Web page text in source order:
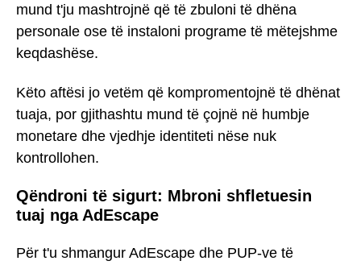
mund t'ju mashtrojnë që të zbuloni të dhëna
personale ose të instaloni programe të mëtejshme
keqdashëse.
Këto aftësi jo vetëm që kompromentojnë të dhënat
tuaja, por gjithashtu mund të çojnë në humbje
monetare dhe vjedhje identiteti nëse nuk
kontrollohen.
Qëndroni të sigurt: Mbroni shfletuesin
tuaj nga AdEscape
Për t'u shmangur AdEscape dhe PUP-ve të